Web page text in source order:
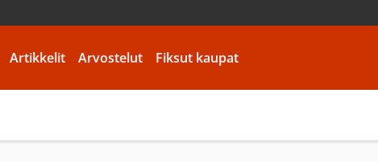
Artikkelit Arvostelut Fiksut kaupat